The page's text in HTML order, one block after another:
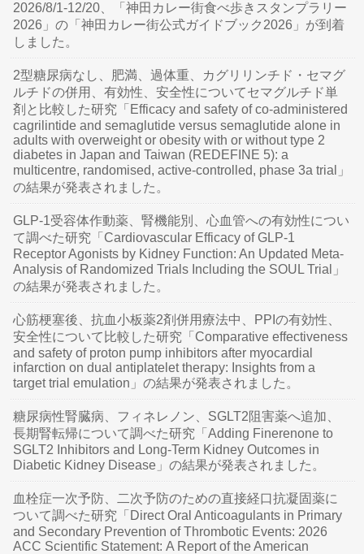
2026/8/1-12/20、「神田カレー街食べ歩きスタンプラリー
2026」の「神田カレー街公式ガイドブック2026」が到着
しました。
2型糖尿病なし、肥満、過体重、カグリリンチド・セマグ
ルチドの併用、有効性、安全性についてセマグルチド単
剤と比較した研究「Efficacy and safety of co-administered
cagrilintide and semaglutide versus semaglutide alone in
adults with overweight or obesity with or without type 2
diabetes in Japan and Taiwan (REDEFINE 5): a
multicentre, randomised, active-controlled, phase 3a trial」
の結果が発表されました。
GLP-1受容体作動薬、腎機能別、心血管への有効性につい
て調べた研究「Cardiovascular Efficacy of GLP-1
Receptor Agonists by Kidney Function: An Updated Meta-
Analysis of Randomized Trials Including the SOUL Trial」
の結果が発表されました。
心筋梗塞後、抗血小板薬2剤併用療法中、PPIの有効性、
安全性について比較した研究「Comparative effectiveness
and safety of proton pump inhibitors after myocardial
infarction on dual antiplatelet therapy: Insights from a
target trial emulation」の結果が発表されました。
糖尿病性腎臓病、フィネレノン、SGLT2阻害薬へ追加、
長期腎転帰について調べた研究「Adding Finerenone to
SGLT2 Inhibitors and Long-Term Kidney Outcomes in
Diabetic Kidney Disease」の結果が発表されました。
血栓症一次予防、二次予防のための直接経口抗凝固薬に
ついて調べた研究「Direct Oral Anticoagulants in Primary
and Secondary Prevention of Thrombotic Events: 2026
ACC Scientific Statement: A Report of the American